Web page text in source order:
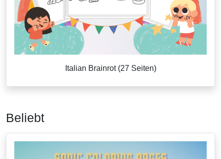
Italian Brainrot (27 Seiten)
Beliebt